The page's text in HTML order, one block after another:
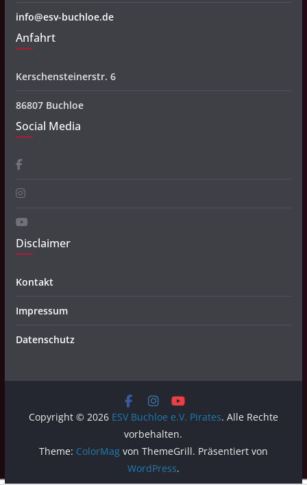
info@esv-buchloe.de
Anfahrt
Kerschensteinerstr. 6
86807 Buchloe
Social Media
Disclaimer
Kontakt
Impressum
Datenschutz
Copyright © 2026 ESV Buchloe e.V. Pirates. Alle Rechte
vorbehalten.
Theme: ColorMagvon ThemeGrill. Präsentiert von
WordPress.